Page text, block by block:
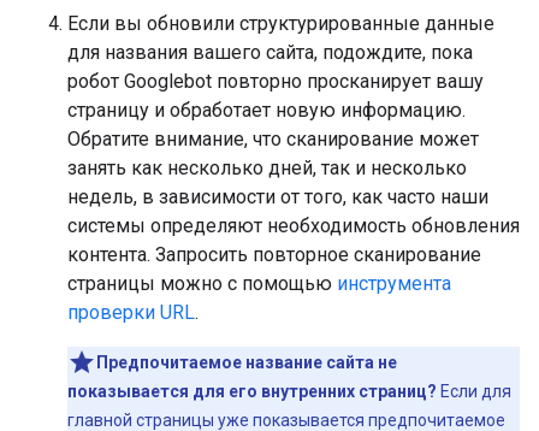
Если вы обновили структурированные данные
для названия вашего сайта, подождите, пока
робот Googlebot повторно просканирует вашу
страницу и обработает новую информацию.
Обратите внимание, что сканирование может
занять как несколько дней, так и несколько
недель, в зависимости от того, как часто наши
системы определяют необходимость обновления
контента. Запросить повторное сканирование
страницы можно с помощью инструмента
проверки URL.
Предпочитаемое название сайта не
показывается для его внутренних страниц? Если для
главной страницы уже показывается предпочитаемое